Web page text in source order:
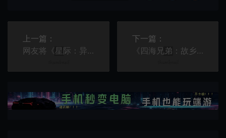
上一篇：
网友将《星际：异端先知》光头女主变美女
下一篇：
《四海兄弟：故乡》游戏世界没有那么密集也更加乡村化